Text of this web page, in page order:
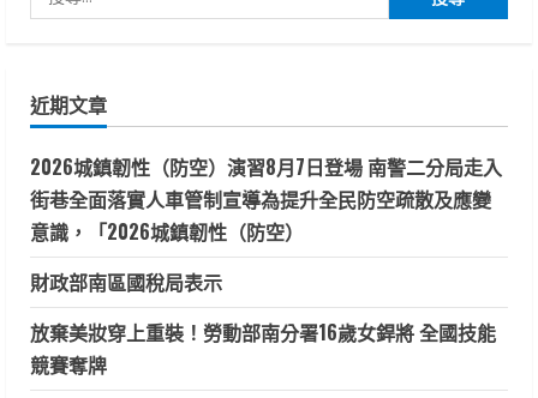
尋
字:
近期文章
2026城鎮韌性（防空）演習8月7日登場 南警二分局走入
街巷全面落實人車管制宣導為提升全民防空疏散及應變
意識，「2026城鎮韌性（防空）
財政部南區國稅局表示
放棄美妝穿上重裝！勞動部南分署16歲女銲將 全國技能
競賽奪牌